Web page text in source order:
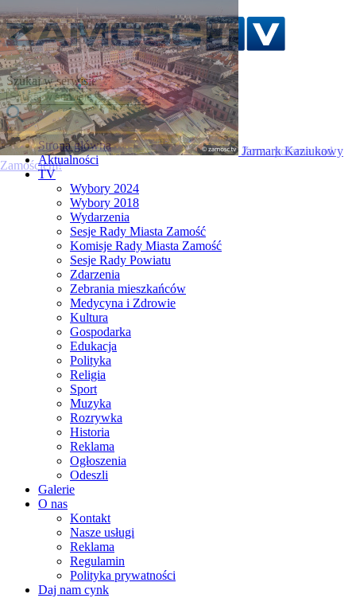
Szukaj w serwisie
Strona główna
Aktualności
TV
Wybory 2024
Wybory 2018
Wydarzenia
Sesje Rady Miasta Zamość
Komisje Rady Miasta Zamość
Sesje Rady Powiatu
Zdarzenia
Zebrania mieszkańców
Medycyna i Zdrowie
Kultura
Gospodarka
Edukacja
Polityka
Religia
Sport
Muzyka
Rozrywka
Historia
Reklama
Ogłoszenia
Odeszli
Galerie
O nas
Kontakt
Nasze usługi
Reklama
Regulamin
Polityka prywatności
Daj nam cynk
Zorza polarna nad
Zamościem!